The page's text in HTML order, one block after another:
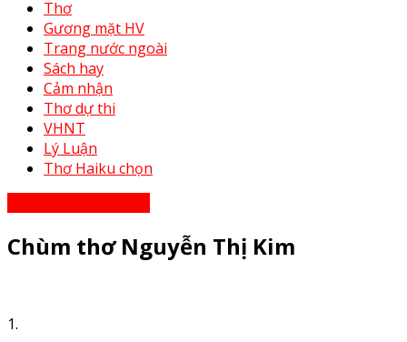
Thơ
Gương mặt HV
Trang nước ngoài
Sách hay
Cảm nhận
Thơ dự thi
VHNT
Lý Luận
Thơ Haiku chọn
Chùm thơ Nguyễn Thị Kim
1.